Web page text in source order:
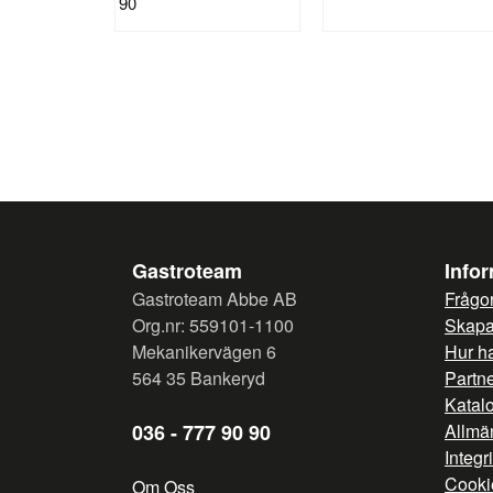
Gastroteam
Gastroteam Abbe AB
Org.nr: 559101-1100
Mekanikervägen 6
564 35 Bankeryd
036 - 777 90 90
Om Oss
Hur